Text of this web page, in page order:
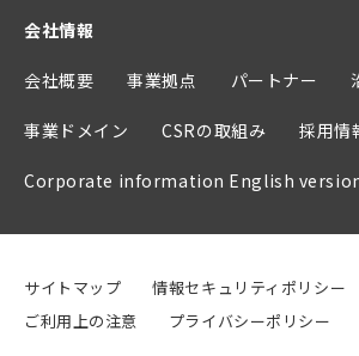
会社情報
会社概要 事業拠点 パートナー
事業ドメイン CSRの取組み 採用情
Corporate information English
サイトマップ
情報セキュリティポリシー
ご利用上の注意
プライバシーポリシー